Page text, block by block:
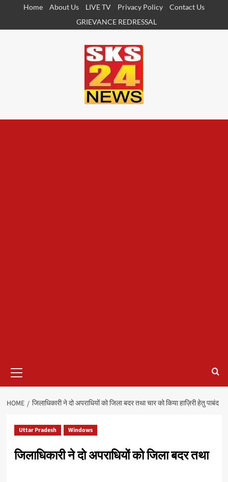
content
Home About Us LIVE TV Privacy Policy
Contact Us
GRIEVANCE REDRESSAL
Menu
HOME जिलाधिकारी ने दो अपराधियों को जिला बदर तथा चार को किया हाज़िरी हेतु पाबंद
Uttar Pradesh Windows
जिलाधिकारी ने दो अपराधियों को जिला बदर तथा